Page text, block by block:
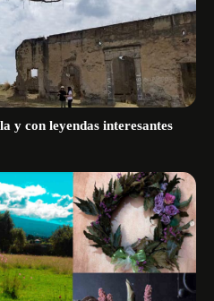
y con leyendas interesantes